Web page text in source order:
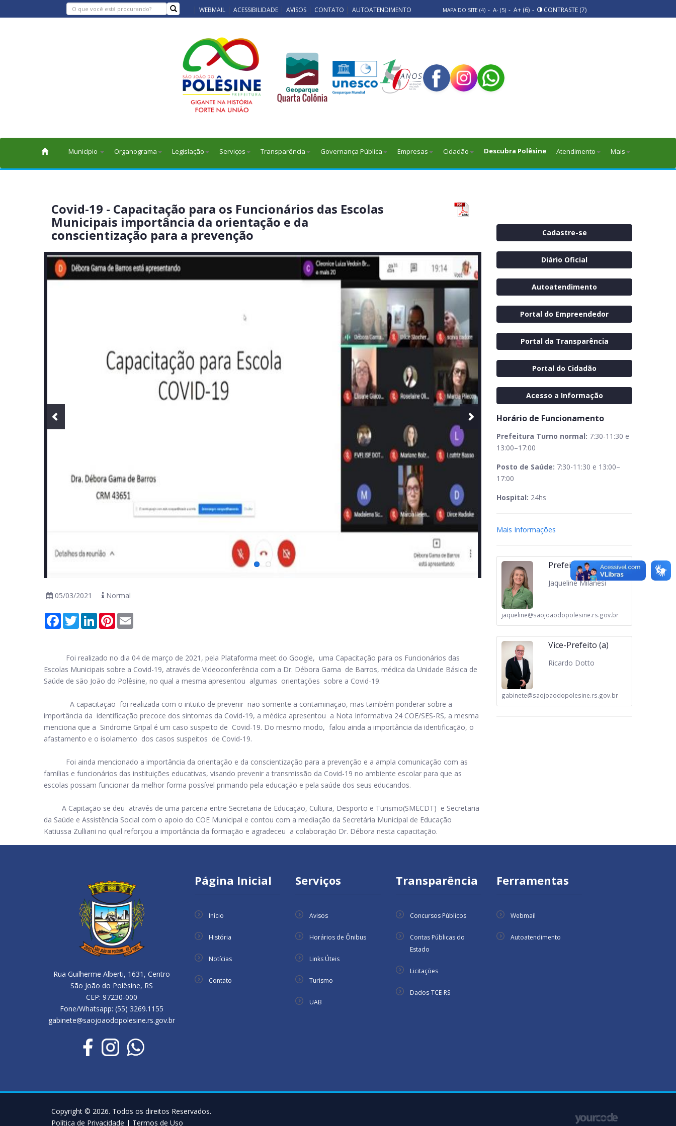
WEBMAIL ACESSIBILIDADE AVISOS CONTATO AUTOATENDIMENTO MAPA DO SITE (4) - A- (5) - A+ (6) - CONTRASTE (7)
Município Organograma Legislação Serviços Transparência Governança Pública Empresas Cidadão Descubra Polêsine Atendimento Mais
Covid-19 - Capacitação para os Funcionários das Escolas
Municipais importância da orientação e da
conscientização para a prevenção
05/03/2021 Normal
Facebook
TwitterLinkedInPinterest
Foi realizado no dia 04 de março de 2021, pela Plataforma meet do Google, uma Capacitação para os Funcionários das
Escolas Municipais sobre a Covid-19, através de Videoconferência com a Dr. Débora Gama de Barros, médica da Unidade Básica de
Saúde de são João do Polêsine, no qual a mesma apresentou algumas orientações sobre a Covid-19.
A capacitação foi realizada com o intuito de prevenir não somente a contaminação, mas também ponderar sobre a
importância da identificação precoce dos sintomas da Covid-19, a médica apresentou a Nota Informativa 24 COE/SES-RS, a mesma
menciona que a Sindrome Gripal é um caso suspeito de Covid-19. Do mesmo modo, falou ainda a importância da identificação, o
afastamento e o isolamento dos casos suspeitos de Covid-19.
Foi ainda mencionado a importância da orientação e da conscientização para a prevenção e a ampla comunicação com as
famílias e funcionários das instituições educativas, visando prevenir a transmissão da Covid-19 no ambiente escolar para que as
escolas possam funcionar da melhor forma possível primando pela educação e pela saúde dos seus educandos.
A Capitação se deu através de uma parceria entre Secretaria de Educação, Cultura, Desporto e Turismo(SMECDT) e Secretaria
da Saúde e Assistência Social com o apoio do COE Municipal e contou com a mediação da Secretária Municipal de Educação
Katiussa Zulliani no qual reforçou a importância da formação e agradeceu a colaboração Dr. Débora nesta capacitação.
Cadastre-se
Diário Oficial
Autoatendimento
Portal do Empreendedor
Portal da Transparência
Portal do Cidadão
Acesso a Informação
Horário de Funcionamento
Prefeitura Turno normal: 7:30-11:30 e
13:00–17:00
Posto de Saúde: 7:30-11:30 e 13:00–
17:00
Hospital: 24hs
Mais Informações
Prefeito (a)
Jaqueline Milanesi
jaqueline@saojoaodopolesine.rs.gov.br
Vice-Prefeito (a)
Ricardo Dotto
gabinete@saojoaodopolesine.rs.gov.br
Rua Guilherme Alberti, 1631, Centro
São João do Polêsine, RS
CEP: 97230-000
Fone/Whatsapp: (55) 3269.1155
gabinete@saojoaodopolesine.rs.gov.br
Página Inicial
Início
História
Notícias
Contato
Serviços
Avisos
Horários de Ônibus
Links Úteis
Turismo
UAB
Transparência
Concursos Públicos
Contas Públicas do
Estado
Licitações
Dados-TCE-RS
Ferramentas
Webmail
Autoatendimento
Copyright © 2026. Todos os direitos Reservados.
Política de Privacidade | Termos de Uso